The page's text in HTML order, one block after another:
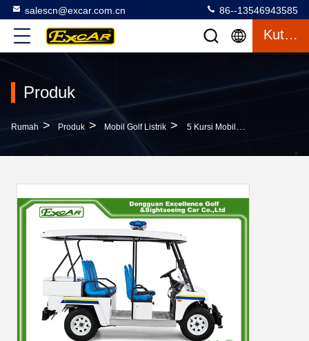
salescn@excar.com.cn 86--13546943585
Kutipan
Produk
Rumah > Produk > Mobil Golf Listrik > 5 Kursi Mobil Patroli Listrik Cina Dengan Baterai Trojan 48v